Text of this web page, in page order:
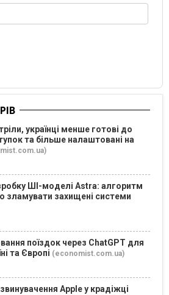
українці менше готові до
та більше налаштовані на
ШІ-моделі Astra: алгоритм
зламувати захищені системи
поїздок через ChatGPT для
та Європі (economist.com.ua)
Apple у крадіжці